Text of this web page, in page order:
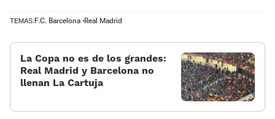
TEMAS: F.C. Barcelona Real Madrid
La Copa no es de los grandes:
Real Madrid y Barcelona no
llenan La Cartuja